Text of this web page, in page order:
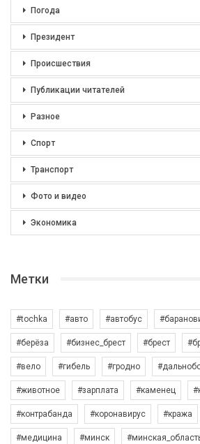
Погода
Президент
Происшествия
Публикации читателей
Разное
Спорт
Транспорт
Фото и видео
Экономика
Метки
#tochka #авто #автобус
#берёза #бизнес_брест #брест
#вело #гибель #гродно
#животное #зарплата #каменец
#контрабанда #коронавирус #кража
#медицина #минск